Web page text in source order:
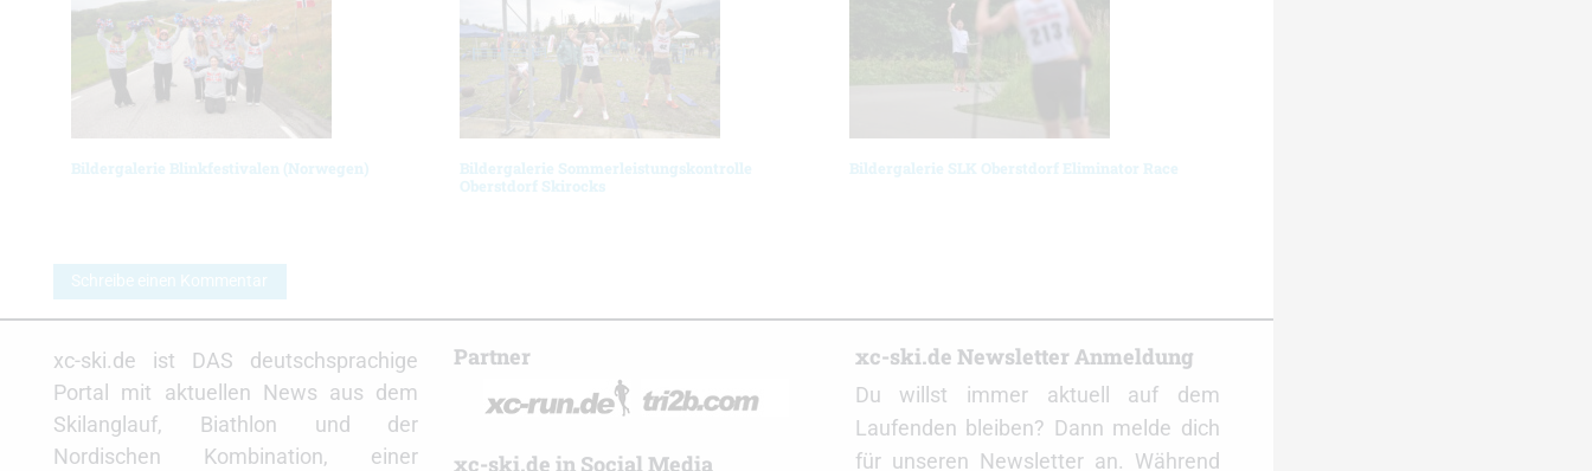
Bildergalerie Blinkfestivalen (Norwegen)
Bildergalerie Sommerleistungskontrolle
Oberstdorf Skirocks
Bildergalerie SLK Oberstdorf Eliminator Race
Schreibe einen Kommentar
xc-ski.de ist DAS deutschsprachige
Portal mit aktuellen News aus dem
Skilanglauf, Biathlon und der
Nordischen Kombination, einer
Partner
xc-ski.de in Social Media
xc-ski.de Newsletter Anmeldung
Du willst immer aktuell auf dem
Laufenden bleiben? Dann melde dich
für unseren Newsletter an. Während